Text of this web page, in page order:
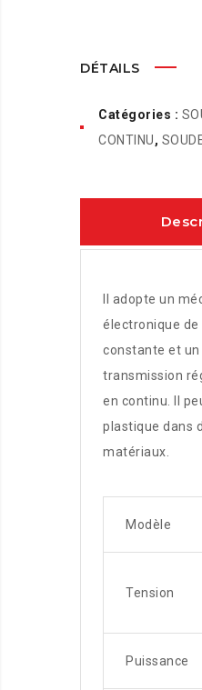
DÉTAILS
Catégories :
CONTINU,
Il adopte un
électronique
constante et
transmission
en continu. Il
plastique dans
matériaux.
Modèle
Tension
Puissance